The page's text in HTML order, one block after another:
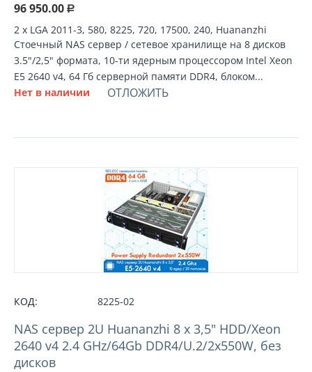
96 950.00 Р
2 х LGA 2011-3, 580, 8225, 720, 17500, 240, Huananzhi
Стоечный NAS сервер / сетевое хранилище на 8 дисков
3.5"/2,5" формата, 10-ти ядерным процессором Intel Xeon
E5 2640 v4, 64 Гб серверной памяти DDR4, блоком...
Нет в наличии
ОТЛОЖИТЬ
КОД: 8225-02
NAS сервер 2U Huananzhi 8 х 3,5" HDD/Xeon
2640 v4 2.4 GHz/64Gb DDR4/U.2/2x550W, без
дисков